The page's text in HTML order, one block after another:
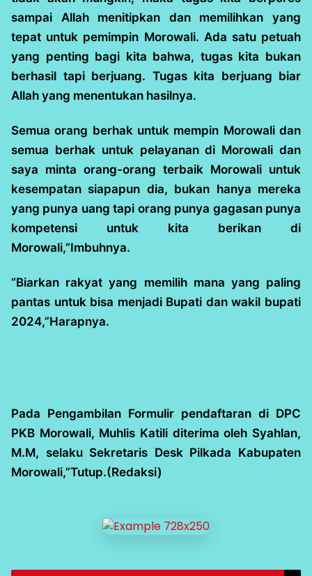
sampai Allah menitipkan dan memilihkan yang
tepat untuk pemimpin Morowali. Ada satu petuah
yang penting bagi kita bahwa, tugas kita bukan
berhasil tapi berjuang. Tugas kita berjuang biar
Allah yang menentukan hasilnya.
Semua orang berhak untuk mempin Morowali dan
semua berhak untuk pelayanan di Morowali dan
saya minta orang-orang terbaik Morowali untuk
kesempatan siapapun dia, bukan hanya mereka
yang punya uang tapi orang punya gagasan punya
kompetensi untuk kita berikan di
Morowali,”Imbuhnya.
“Biarkan rakyat yang memilih mana yang paling
pantas untuk bisa menjadi Bupati dan wakil bupati
2024,”Harapnya.
Pada Pengambilan Formulir pendaftaran di DPC
PKB Morowali, Muhlis Katili diterima oleh Syahlan,
M.M, selaku Sekretaris Desk Pilkada Kabupaten
Morowali,”Tutup.(Redaksi)